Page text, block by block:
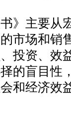
主要从
市场和销
投资、效
的盲目性
和经济效